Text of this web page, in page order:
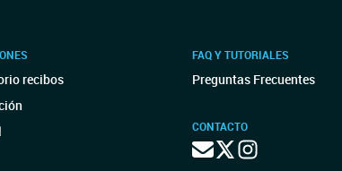
recibos
FAQ Y TUTORIALES
Preguntas Frecuentes
CONTACTO